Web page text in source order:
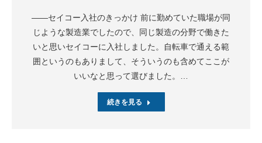
――セイコー入社のきっかけ 前に勤めていた職場が同
じような製造業でしたので、同じ製造の分野で働きた
いと思いセイコーに入社しました。自転車で通える範
囲というのもありまして、そういうのも含めてここが
いいなと思って選びました。…
続きを見る